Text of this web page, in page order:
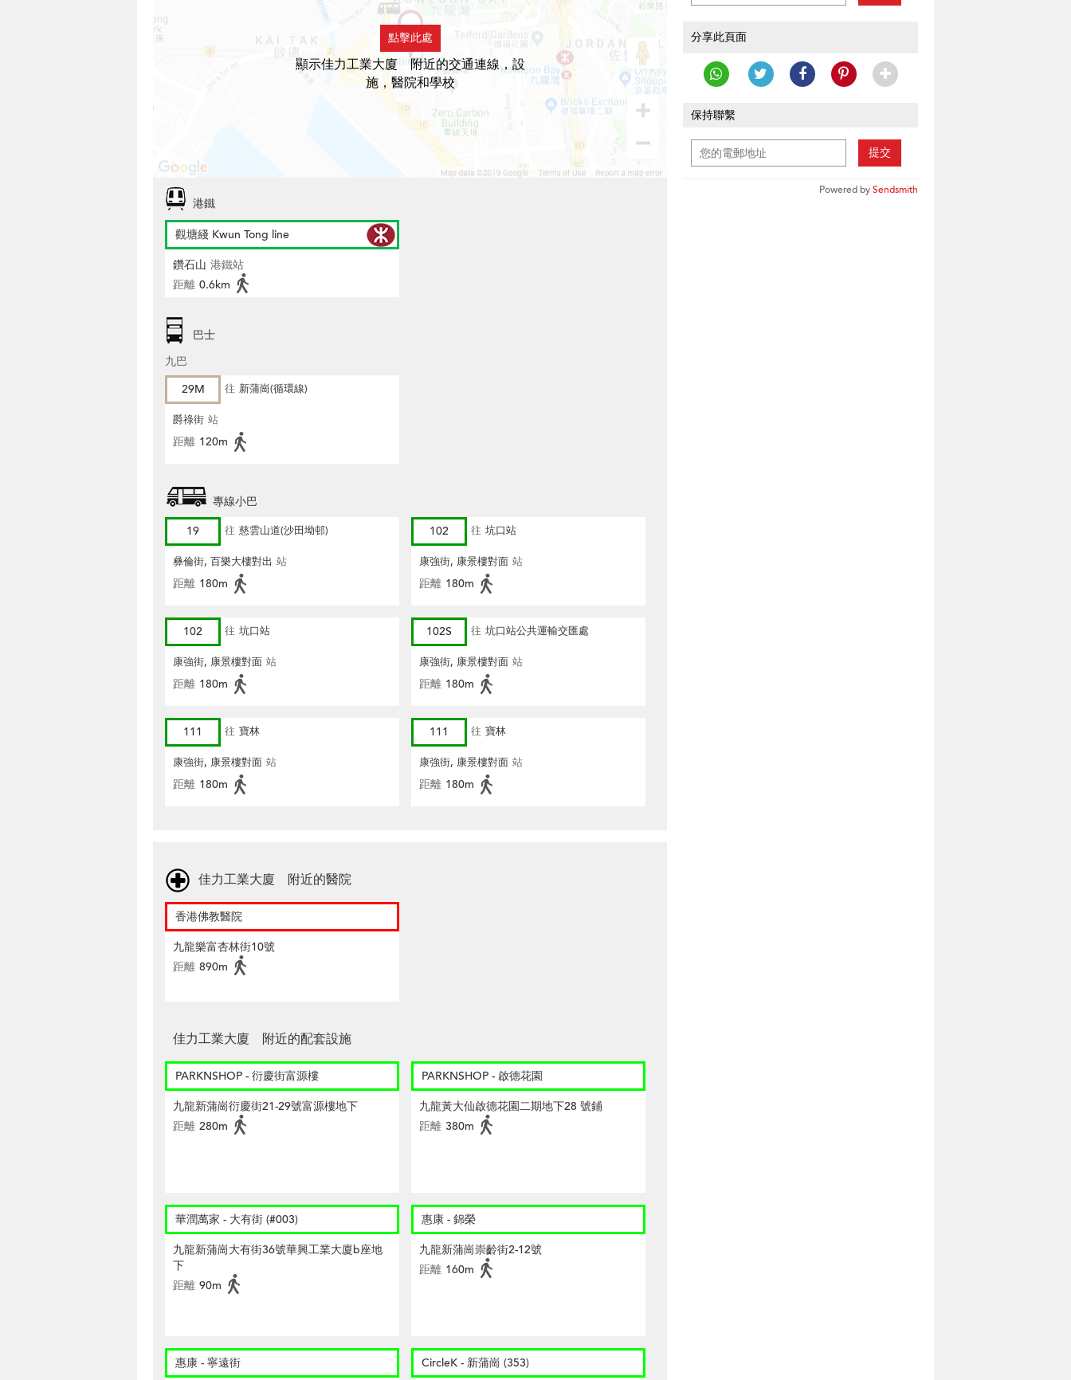
點擊此處
顯示佳力工業大廈 附近的交通連線，設
施，醫院和學校
港鐵
觀塘綫 Kwun Tong line
鑽石山 港鐵站
距離 0.6km
巴士
九巴
29M
往 新蒲崗(循環線)
爵祿街 站
距離 120m
專線小巴
19
往 慈雲山道(沙田坳邨)
彝倫街, 百樂大樓對出 站
距離 180m
102 往 坑口站
康強街, 康景樓對面 站
距離 180m
102 往 坑口站
康強街, 康景樓對面 站
距離 180m
102S 往 坑口站公共運輸交匯處
康強街, 康景樓對面 站
距離 180m
111 往 寶林
康強街, 康景樓對面 站
距離 180m
111 往 寶林
康強街, 康景樓對面 站
距離 180m
佳力工業大廈 附近的醫院
香港佛教醫院
九龍樂富杏林街10號
距離 890m
佳力工業大廈 附近的配套設施
PARKNSHOP - 衍慶街富源樓
九龍新蒲崗衍慶街21-29號富源樓地下
距離 280m
PARKNSHOP - 啟德花園
九龍黃大仙啟德花園二期地下28 號鋪
距離 380m
華潤萬家 - 大有街 (#003)
九龍新蒲崗大有街36號華興工業大廈b座地
下
距離 90m
惠康 - 錦榮
九龍新蒲崗崇齡街2-12號
距離 160m
惠康 - 寧遠街 CircleK - 新蒲崗 (353)
分享此頁面
保持聯繫
提交
Powered bySendsmith